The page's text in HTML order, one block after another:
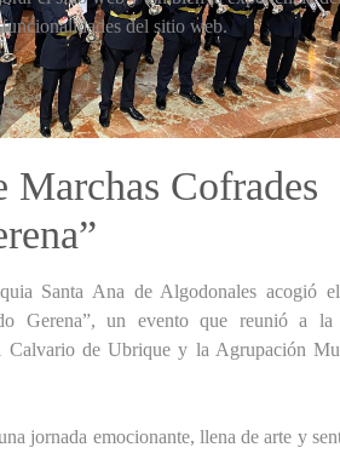
Marchas Cofrades
Santa Ana de Algodonales acogió
Gerena”, un evento que reunió a
Calvario de Ubrique y la Agrupación
jornada emocionante, llena de arte y
del sitio web.